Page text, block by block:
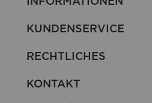
KUNDENSERVICE
RECHTLICHES
KONTAKT